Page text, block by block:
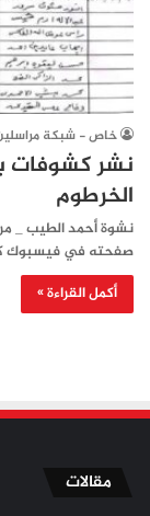
خاص - شبكة
نشر كشوفات
الخرطوم
نشوة أحمد الطيب _
صفحته في فيسبوك
أكمل القراءة »
مقالات